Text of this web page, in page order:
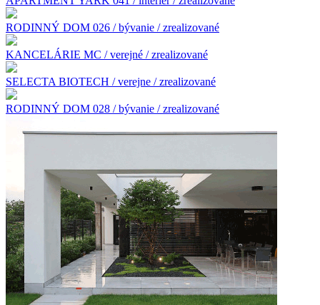
RODINNÝ DOM 026 / bývanie / zrealizované
KANCELÁRIE MC / verejné / zrealizované
SELECTA BIOTECH / verejne / zrealizované
RODINNÝ DOM 028 / bývanie / zrealizované